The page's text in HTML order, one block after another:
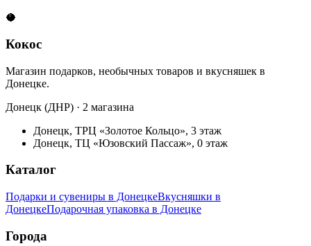
🥥
Кокос
Магазин подарков, необычных товаров и вкусняшек в
Донецке.
Донецк (ДНР) · 2 магазина
Донецк, ТРЦ «Золотое Кольцо», 3 этаж
Донецк, ТЦ «Юзовский Пассаж», 0 этаж
Каталог
Подарки и сувениры в ДонецкеВкусняшки в
ДонецкеПодарочная упаковка в Донецке
Города